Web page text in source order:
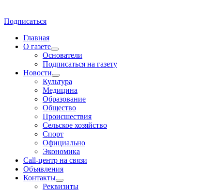
Подписаться
Главная
О газете
Основатели
Подписаться на газету
Новости
Культура
Медицина
Образование
Общество
Происшествия
Сельское хозяйство
Спорт
Официально
Экономика
Call-центр на связи
Объявления
Контакты
Реквизиты